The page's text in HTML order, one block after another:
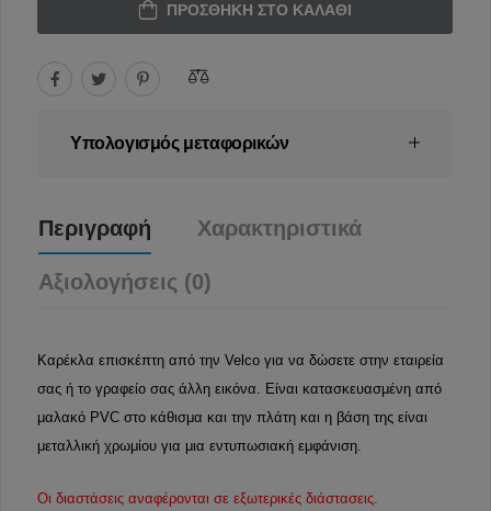
ΠΡΟΣΘΉΚΗ ΣΤΟ ΚΑΛΆΘΙ
Υπολογισμός μεταφορικών
Περιγραφή Χαρακτηριστικά
Αξιολογήσεις (0)
Καρέκλα επισκέπτη από την Velco για να δώσετε στην εταιρεία
σας ή το γραφείο σας άλλη εικόνα. Είναι κατασκευασμένη από
μαλακό PVC στο κάθισμα και την πλάτη και η βάση της είναι
μεταλλική χρωμίου για μια εντυπωσιακή εμφάνιση.
Οι διαστάσεις αναφέρονται σε εξωτερικές διάστασεις.